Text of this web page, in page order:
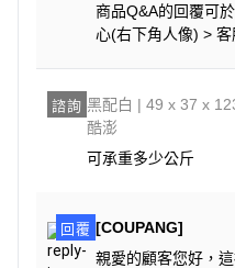
商品Q&A的回覆可
心(右下角人像) >
諮詢 黑配白 | 49 x 37 x
酷澎
可承重多少公斤
回覆 [COUPANG]
親愛的顧客您好，